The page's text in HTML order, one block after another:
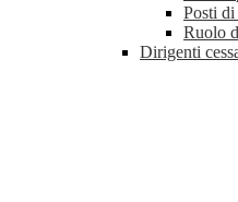
Posti
Ruolo
Dirigenti